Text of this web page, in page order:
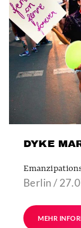
DYKE
Berlin /
MEHR